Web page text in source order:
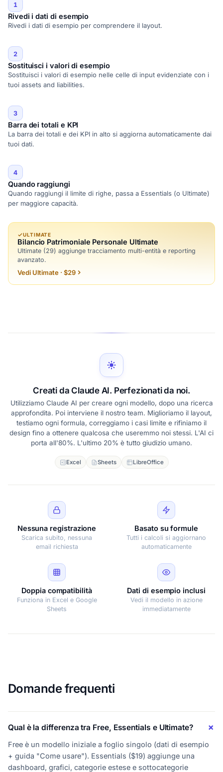
1
Rivedi i dati di esempio
Rivedi i dati di esempio per comprendere il layout.
2
Sostituisci i valori di esempio
Sostituisci i valori di esempio nelle celle di input evidenziate con i
tuoi assets and liabilities.
3
Barra dei totali e KPI
La barra dei totali e dei KPI in alto si aggiorna automaticamente dai
tuoi dati.
4
Quando raggiungi
Quando raggiungi il limite di righe, passa a Essentials (o Ultimate)
per maggiore capacità.
ULTIMATE
Bilancio Patrimoniale Personale Ultimate
Ultimate (29) aggiunge tracciamento multi-entità e reporting
avanzato.
Vedi Ultimate · $29
Creati da Claude AI. Perfezionati da noi.
Utilizziamo Claude AI per creare ogni modello, dopo una ricerca
approfondita. Poi interviene il nostro team. Miglioriamo il layout,
testiamo ogni formula, correggiamo i casi limite e rifiniamo il
design fino a ottenere qualcosa che useremmo noi stessi. L'AI ci
porta all'80%. L'ultimo 20% è tutto giudizio umano.
Excel Sheets LibreOffice
Nessuna registrazione
Scarica subito, nessuna
email richiesta
Basato su formule
Tutti i calcoli si aggiornano
automaticamente
Doppia compatibilità
Funziona in Excel e Google
Sheets
Dati di esempio inclusi
Vedi il modello in azione
immediatamente
Domande frequenti
Qual è la differenza tra Free, Essentials e Ultimate?
Free è un modello iniziale a foglio singolo (dati di esempio
+ guida "Come usare"). Essentials ($19) aggiunge una
dashboard, grafici, categorie estese e sottocategorie